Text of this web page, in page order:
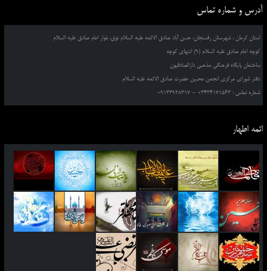
آدرس و شماره تماس
استان کرمان ، شهرستان رفسنجان، حسن آباد صادق الائمه علیه السلام نوق، بلوار امام صادق علیه السلام
کوچه امام صادق علیه السلام (9) انتهای کوچه
ساختمان پایگاه فرهنگی مذهبی دارالصادقیون
دفتر شورای مرکزی انجمن محبین حضرت صادق الائمه علیه السلام
شماره تماس : 03434171563 – 09133928317
ائمه اطهار